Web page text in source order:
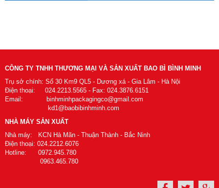
CÔNG TY TNHH THƯƠNG MẠI VÀ SẢN XUẤT BAO BÌ BÌNH MINH
Trụ sở chính: Số 30 Km9 QL5 - Dương xá - Gia Lâm - Hà Nội
Điện thoại: 024.2213.5565 - Fax: 024.3876.6151
Email: binhminhpackagingco@gmail.com
kd1@baobibinhminh.com
NHÀ MÁY SẢN XUẤT
Nhà máy: KCN Hà Mãn - Thuận Thành - Bắc Ninh
Điện thoại: 024.2212.6076
Hotline: 0972.945.780
0963.465.780